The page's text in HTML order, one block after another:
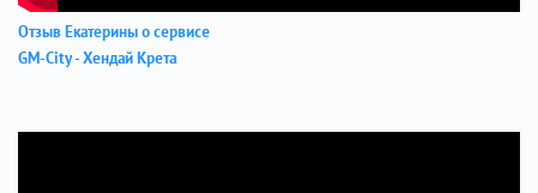
Отзыв Екатерины о сервисе
GM-City - Хендай Крета